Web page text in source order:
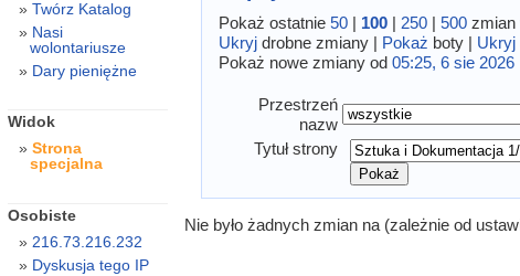
Pokaż ostatnie50 | 100 | 250 |500 zmian
Ukryj drobne zmiany | Pokaż boty | Ukryj
Pokaż nowe zmiany od05:25, 6 sie 2026
Przestrzeń
nazw
Tytuł strony
Nie było żadnych zmian na (zależnie od
Twórz Katalog
Nasi
wolontariusze
Dary pieniężne
Widok
Strona
specjalna
Osobiste
216.73.216.232
Dyskusja tego IP